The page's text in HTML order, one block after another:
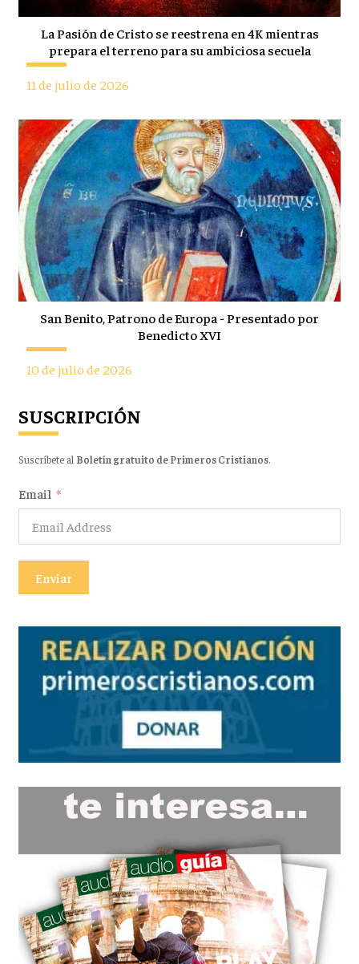
La Pasión de Cristo se reestrena en 4K mientras
prepara el terreno para su ambiciosa secuela
11 de julio de 2026
San Benito, Patrono de Europa - Presentado por
Benedicto XVI
10 de julio de 2026
SUSCRIPCIÓN
Suscríbete al Boletín gratuito de Primeros Cristianos.
Email
Enviar